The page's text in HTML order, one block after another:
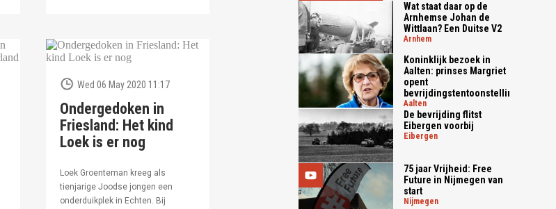
Wed 06 May 2020 11:17
Ondergedoken in
Friesland: Het kind
Loek is er nog
Loek Groenteman kreeg als
tienjarige Joodse jongen een
onderduikplek in Echten. Bij
Wat staat daar op de
Arnhemse Johan de
Wittlaan? Een Duitse V2
arnhem
Koninklijk bezoek in
Aalten: prinses Margriet
opent
bevrijdingstentoonstelling
aalten
De bevrijding flitst
Eibergen voorbij
eibergen
75 jaar Vrijheid: Free
Future in Nijmegen van
start
nijmegen